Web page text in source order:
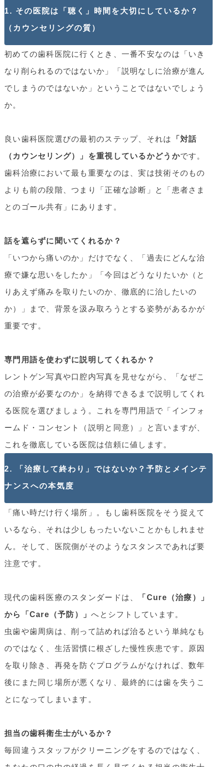
1. その医院は「聴く」時間を大切にしているか？
（カウンセリングの質）
初めての歯科医院に行くとき、一番不安なのは「いき
なり削られるのではないか」「説明なしに治療が進ん
でしまうのではないか」ということではないでしょう
か。
良い歯科医院選びの最初のステップ、それは 「対話
（カウンセリング）」を重視しているかどうかです。
歯科治療において最も重要なのは、実は技術そのもの
よりも前の段階、つまり「正確な診断」と「患者さま
とのゴール共有」にあります。
話を遮らずに聞いてくれるか？
「いつから痛いのか」だけでなく、「過去にどんな治
療で嫌な思いをしたか」「今回はどうなりたいか（と
りあえず痛みを取りたいのか、徹底的に治したいの
か）」まで、背景を汲み取ろうとする姿勢があるかが
重要です。
専門用語を使わずに説明してくれるか？
レントゲン写真や口腔内写真を見せながら、「なぜこ
の治療が必要なのか」を納得できるまで説明してくれ
る医院を選びましょう。これを専門用語で「インフォ
ームド・コンセント（説明と同意）」と言いますが、
これを徹底している医院は信頼に値します。
2. 「治療して終わり」ではないか？予防とメインテ
ナンスへの本気度
「痛い時だけ行く場所」。もし歯科医院をそう捉えて
いるなら、それは少しもったいないことかもしれませ
ん。そして、医院側がそのようなスタンスであれば要
注意です。
現代の歯科医療のスタンダードは、 「Cure（治療）」
から「Care（予防）」へとシフトしています。
虫歯や歯周病は、削って詰めれば治るという単純なも
のではなく、生活習慣に根ざした慢性疾患です。原因
を取り除き、再発を防ぐプログラムがなければ、数年
後にまた同じ場所が悪くなり、最終的には歯を失うこ
とになってしまいます。
担当の歯科衛生士がいるか？
毎回違うスタッフがクリーニングをするのではなく、